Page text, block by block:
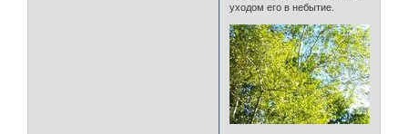
уходом его в небытие.